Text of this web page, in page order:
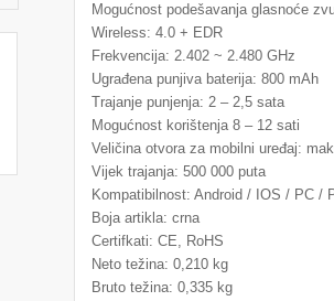
Mogućnost podešavanja glasnoće
Wireless: 4.0 + EDR
Frekvencija: 2.402 ~ 2.480 GHz
Ugrađena punjiva baterija: 800 mAh
Trajanje punjenja: 2 – 2,5 sata
Mogućnost korištenja 8 – 12 sati
Veličina otvora za mobilni uređaj:
Vijek trajanja: 500 000 puta
Kompatibilnost: Android / IOS / PC /
Boja artikla: crna
Certifkati: CE, RoHS
Neto težina: 0,210 kg
Bruto težina: 0,335 kg